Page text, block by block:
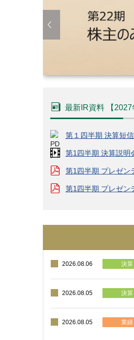
最新IR資料 【 2027
第１四半期 決算短信
第1四半期 決算説明
第1四半期 プレゼン
第1四半期 プレゼン
2026.08.06 決算
2026.08.05 決算
2026.08.05 業績